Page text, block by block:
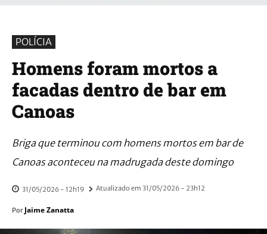
POLÍCIA
Homens foram mortos a
facadas dentro de bar em
Canoas
Briga que terminou com homens mortos em bar de
Canoas aconteceu na madrugada deste domingo
31/05/2026 - 12h19 Atualizado em 31/05/2026 - 23h12
Por Jaime Zanatta